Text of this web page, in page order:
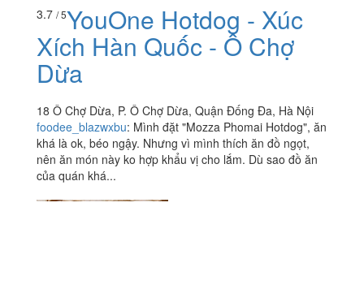
3.7 / 5YouOne Hotdog - Xúc
Xích Hàn Quốc - Ô Chợ
Dừa
18 Ô Chợ Dừa, P. Ô Chợ Dừa, Quận Đống Đa, Hà Nội
foodee_blazwxbu: Mình đặt "Mozza Phomai Hotdog", ăn
khá là ok, béo ngậy. Nhưng vì mình thích ăn đồ ngọt,
nên ăn món này ko hợp khẩu vị cho lắm. Dù sao đồ ăn
của quán khá...